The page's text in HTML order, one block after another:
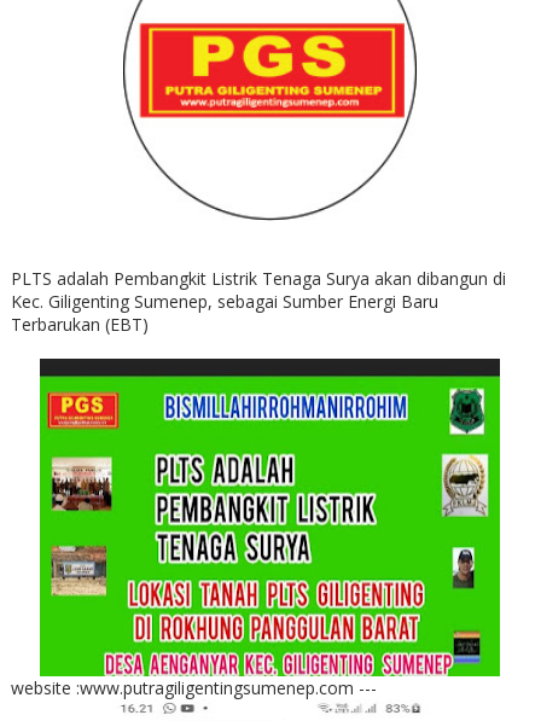
PLTS adalah Pembangkit Listrik Tenaga Surya akan dibangun di
Kec. Giligenting Sumenep, sebagai Sumber Energi Baru
Terbarukan (EBT)
website :www.putragiligentingsumenep.com ---